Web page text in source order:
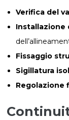
Verifica del
Fissaggio
Sigillatura
Regolazione